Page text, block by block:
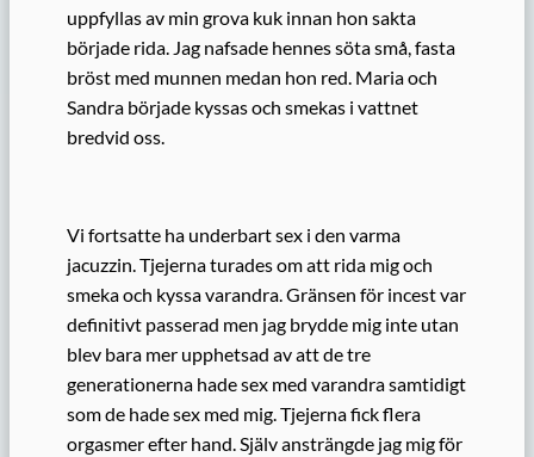
uppfyllas av min grova kuk innan hon sakta
började rida. Jag nafsade hennes söta små, fasta
bröst med munnen medan hon red. Maria och
Sandra började kyssas och smekas i vattnet
bredvid oss.
Vi fortsatte ha underbart sex i den varma
jacuzzin. Tjejerna turades om att rida mig och
smeka och kyssa varandra. Gränsen för incest var
definitivt passerad men jag brydde mig inte utan
blev bara mer upphetsad av att de tre
generationerna hade sex med varandra samtidigt
som de hade sex med mig. Tjejerna fick flera
orgasmer efter hand. Själv ansträngde jag mig för